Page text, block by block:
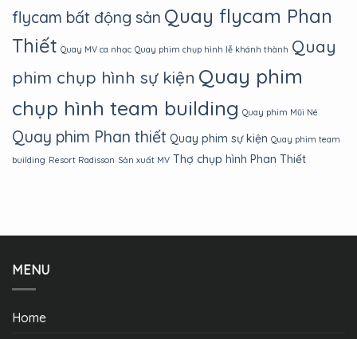
flycam bất động sản Quay flycam Phan
Thiết Quay MV ca nhạc Quay phim chụp hình lễ khánh thành Quay
phim chụp hình sự kiện Quay phim
chụp hình team building Quay phim Mũi Né
Quay phim Phan thiết Quay phim sự kiện Quay phim team
building Resort Radisson Sản xuất MV Thợ chụp hình Phan Thiết
MENU
Home